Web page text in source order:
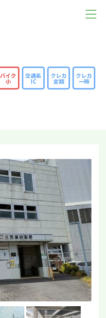
バイク
小
交通系
IC
クレカ
定期
クレカ
一時